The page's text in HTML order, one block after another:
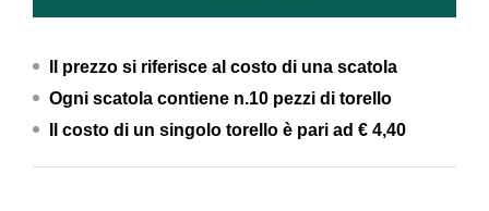
Il prezzo si riferisce al costo di una scatola
Ogni scatola contiene n.10 pezzi di torello
Il costo di un singolo torello è pari ad € 4,40